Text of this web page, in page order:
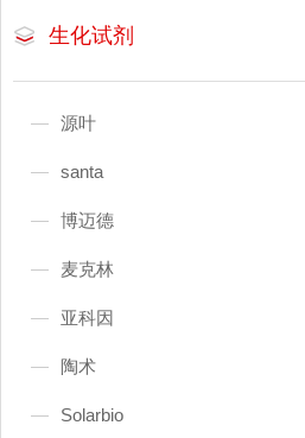
生化试剂
源叶
santa
博迈德
麦克林
亚科因
陶术
Solarbio